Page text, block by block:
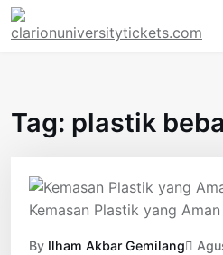
Skip
to
Tag: plastik
Kemasan Plastik yang
By Ilham Akbar Gemilang